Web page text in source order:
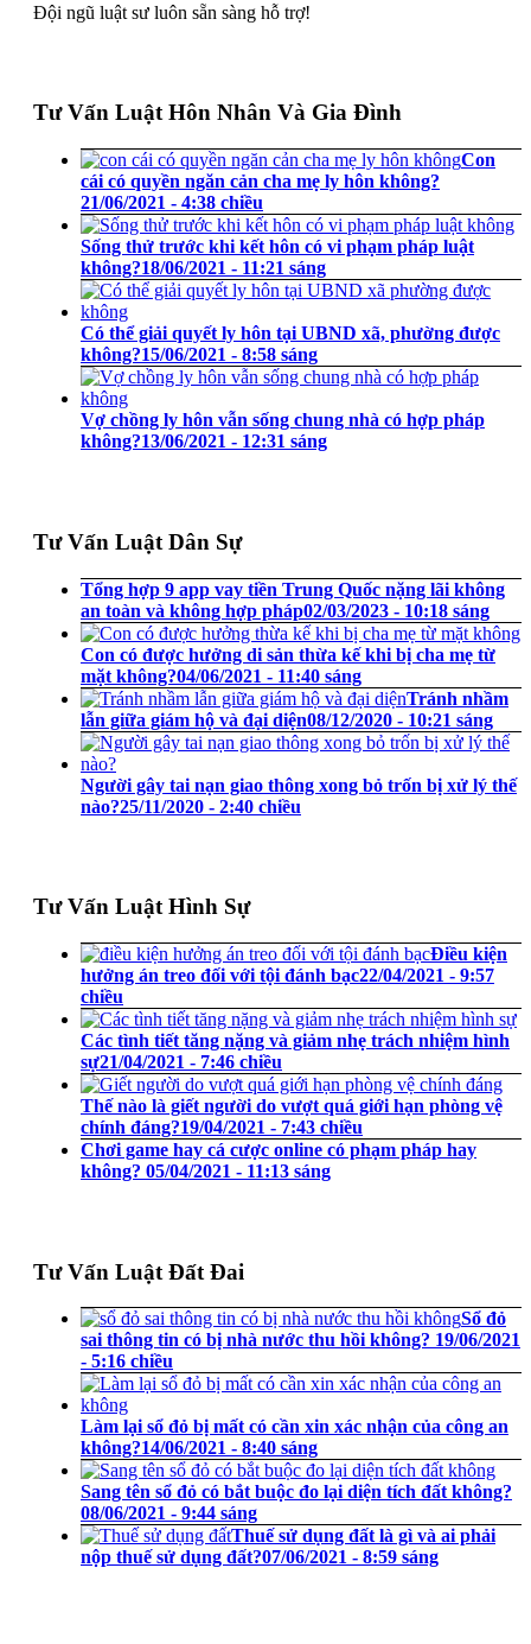
Đội ngũ luật sư luôn sẵn sàng hỗ trợ!
Tư Vấn Luật Hôn Nhân Và Gia Đình
Con
cái có quyền ngăn cản cha mẹ ly hôn không?
21/06/2021 - 4:38 chiều
Sống thử trước khi kết hôn có vi phạm pháp luật
không?18/06/2021 - 11:21 sáng
Có thể giải quyết ly hôn tại UBND xã, phường được
không?15/06/2021 - 8:58 sáng
Vợ chồng ly hôn vẫn sống chung nhà có hợp pháp
không?13/06/2021 - 12:31 sáng
Tư Vấn Luật Dân Sự
Tổng hợp 9 app vay tiền Trung Quốc nặng lãi không
an toàn và không hợp pháp02/03/2023 - 10:18 sáng
Con có được hưởng di sản thừa kế khi bị cha mẹ từ
mặt không?04/06/2021 - 11:40 sáng
Tránh nhầm
lẫn giữa giám hộ và đại diện08/12/2020 - 10:21 sáng
Người gây tai nạn giao thông xong bỏ trốn bị xử lý thế
nào?25/11/2020 - 2:40 chiều
Tư Vấn Luật Hình Sự
Điều kiện
hưởng án treo đối với tội đánh bạc22/04/2021 - 9:57
chiều
Các tình tiết tăng nặng và giảm nhẹ trách nhiệm hình
sự21/04/2021 - 7:46 chiều
Thế nào là giết người do vượt quá giới hạn phòng vệ
chính đáng?19/04/2021 - 7:43 chiều
Chơi game hay cá cược online có phạm pháp hay
không? 05/04/2021 - 11:13 sáng
Tư Vấn Luật Đất Đai
Sổ đỏ
sai thông tin có bị nhà nước thu hồi không? 19/06/2021
- 5:16 chiều
Làm lại sổ đỏ bị mất có cần xin xác nhận của công an
không?14/06/2021 - 8:40 sáng
Sang tên sổ đỏ có bắt buộc đo lại diện tích đất không?
08/06/2021 - 9:44 sáng
Thuế sử dụng đất là gì và ai phải
nộp thuế sử dụng đất?07/06/2021 - 8:59 sáng